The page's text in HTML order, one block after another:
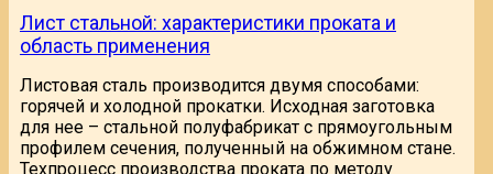
Лист стальной: характеристики проката и
область применения
Листовая сталь производится двумя способами:
горячей и холодной прокатки. Исходная заготовка
для нее – стальной полуфабрикат с прямоугольным
профилем сечения, полученный на обжимном стане.
Техпроцесс производства проката по методу